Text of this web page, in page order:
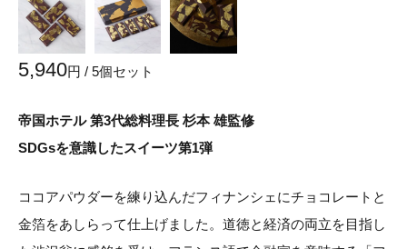
5,940円 / 5個セット
帝国ホテル 第3代総料理長 杉本 雄監修
SDGsを意識したスイーツ第1弾
ココアパウダーを練り込んだフィナンシェにチョコレートと
金箔をあしらって仕上げました。道徳と経済の両立を目指し